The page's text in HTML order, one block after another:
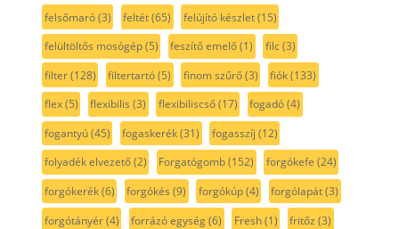
felsőmaró(3) feltét(65) felújító készlet(15)
felültöltős mosógép(5) feszítő emelő(1) filc(3)
filter(128) filtertartó(5) finom szűrő(3) fiók(133)
flex(5) flexibilis (3) flexibiliscső(17) fogadó(4)
fogantyú(45) fogaskerék(31) fogasszíj (12)
folyadék elvezető(2) Forgatógomb(152) forgókefe (24)
forgókerék(6) forgókés (9) forgókúp(4) forgólapát(3)
forgótányér(4) forrázó egység(6) Fresh(1) fritőz (3)